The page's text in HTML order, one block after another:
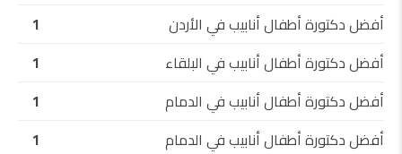
أفضل دكتورة أطفال أنابيب في الأردن
1
أفضل دكتورة أطفال أنابيب في البلقاء
1
أفضل دكتورة أطفال أنابيب في الدمام
1
أفضل دكتورة أطفال أنابيب في الدمام
1